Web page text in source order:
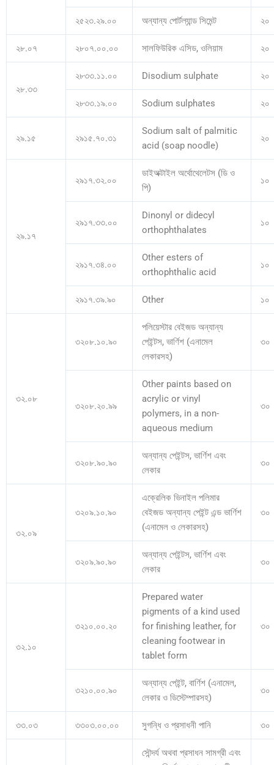
২৫২৩.২৯.০০ অন্যান্য পোর্টল্যান্ড সিমেন্ট ২০
২৮.০৭ ২৮০৭.০০.০০ সালফিউরিক এসিড, ওলিয়াম ২০
২৮.৩৩
২৮৩৩.১১.০০ Disodium sulphate ২০
২৮৩৩.১৯.০০ Sodium sulphates ২০
২৯.১৫ ২৯১৫.৭০.৩১
Sodium salt of palmitic
acid (soap noodle)
২০
২৯.১৭
২৯১৭.৩২.০০
ডাইঅক্টাইল অর্থোথেলেটস (ডি ও
পি)
১০
২৯১৭.৩৩.০০
Dinonyl or didecyl
orthophthalates
১০
২৯১৭.৩৪.০০
Other esters of
orthophthalic acid
১০
২৯১৭.৩৯.৯০ Other ১০
৩২.০৮
৩২০৮.১০.৯০
পলিয়েস্টার বেইজড অন্যান্য
পেইন্টস, ভার্ণিশ (এনামেল
লেকারসহ)
৩০
৩২০৮.২০.৯৯
Other paints based on
acrylic or vinyl
polymers, in a non-
aqueous medium
৩০
৩২০৮.৯০.৯০
অন্যান্য পেইন্টস, ভার্ণিশ এবং
লেকার
৩০
৩২.০৯
৩২০৯.১০.৯০
এক্রেলিক ভিনাইল পলিমার
বেইজড অন্যান্য পেইন্ট এন্ড ভার্ণিশ
(এনামেল ও লেকারসহ)
৩০
৩২০৯.৯০.৯০
অন্যান্য পেইন্টস, ভার্ণিশ এবং
লেকার
৩০
৩২.১০
৩২১০.০০.২০
Prepared water
pigments of a kind used
for finishing leather, for
cleaning footwear in
tablet form
৩০
৩২১০.০০.৯০
অন্যান্য পেইন্ট, বার্ণিশ (এনামেল,
লেকার ও ডিস্টেম্পারসহ)
৩০
৩৩.০৩ ৩৩০৩.০০.০০ সুগন্ধি ও প্রসাধনী পানি ৩০
সৌন্দর্য অথবা প্রসাধন সামগ্রী এবং